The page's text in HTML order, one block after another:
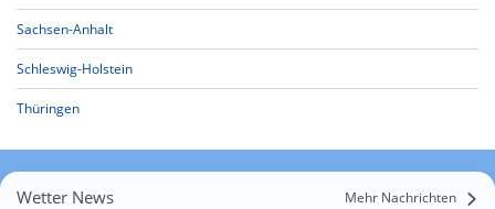
Sachsen-Anhalt
Schleswig-Holstein
Thüringen
Wetter News Mehr Nachrichten